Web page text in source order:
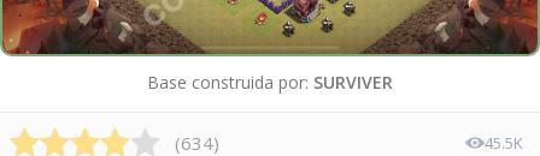
Base construida por: SURVIVER
(634) 45.5K